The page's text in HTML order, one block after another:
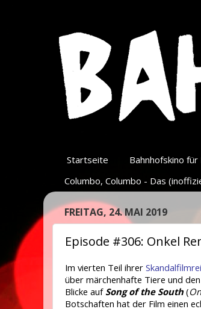
Startseite Bahnhofskino
Columbo, Columbo - Das
FREITAG, 24. MAI 2019
Episode #306: Onkel
Im vierten Teil ihrer
über märchenhafte Tiere und
Blicke auf Song of the South (
Botschaften hat der Film einen